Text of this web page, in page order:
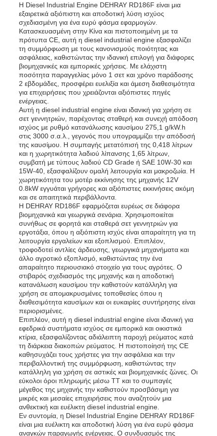
Η Diesel Industrial Engine DEHRAY RD186F είναι μια
εξαιρετικά αξιόπιστη και αποδοτική λύση ισχύος
σχεδιασμένη για ένα ευρύ φάσμα εφαρμογών.
Κατασκευασμένη στην Κίνα και πιστοποιημένη με τα
πρότυπα CE, αυτή η diesel industrial engine εξασφαλίζει
τη συμμόρφωση με τους κανονισμούς ποιότητας και
ασφάλειας, καθιστώντας την ιδανική επιλογή για διάφορες
βιομηχανικές και εμπορικές χρήσεις. Με ελάχιστη
ποσότητα παραγγελίας μόνο 1 σετ και χρόνο παράδοσης
2 εβδομάδες, προσφέρει ευελιξία και άμεση διαθεσιμότητα
για επιχειρήσεις που χρειάζονται αξιόπιστες πηγές
ενέργειας.
Αυτή η diesel industrial engine είναι ιδανική για χρήση σε
σετ γεννητριών, παρέχοντας σταθερή και συνεχή απόδοση
ισχύος με ρυθμό κατανάλωσης καυσίμου 275,1 g/kW.h
στις 3000 σ.α.λ., γεγονός που υπογραμμίζει την απόδοσή
της καυσίμου. Η συμπαγής μετατόπισή της 0,418 λίτρων
και η χωρητικότητα λαδιού λίπανσης 1,65 λίτρων,
συμβατή με τύπους λαδιού CD Grade ή SAE 10W-30 και
15W-40, εξασφαλίζουν ομαλή λειτουργία και μακροζωία. Η
χωρητικότητα του μοτέρ εκκίνησης της μηχανής 12V
0.8kW εγγυάται γρήγορες και αξιόπιστες εκκινήσεις ακόμη
και σε απαιτητικά περιβάλλοντα.
Η DEHRAY RD186F εφαρμόζεται ευρέως σε διάφορα
βιομηχανικά και γεωργικά σενάρια. Χρησιμοποιείται
συνήθως σε φορητά και σταθερά σετ γεννητριών για
εργοτάξια, όπου η αξιόπιστη ισχύς είναι απαραίτητη για τη
λειτουργία εργαλείων και εξοπλισμού. Επιπλέον,
τροφοδοτεί αντλίες άρδευσης, γεωργικά μηχανήματα και
άλλο αγροτικό εξοπλισμό, καθιστώντας την ένα
απαραίτητο περιουσιακό στοιχείο για τους αγρότες. Ο
στιβαρός σχεδιασμός της μηχανής και η αποδοτική
κατανάλωση καυσίμου την καθιστούν κατάλληλη για
χρήση σε απομακρυσμένες τοποθεσίες όπου η
διαθεσιμότητα καυσίμων και οι ευκαιρίες συντήρησης είναι
περιορισμένες.
Επιπλέον, αυτή η diesel industrial engine είναι ιδανική για
εφεδρικά συστήματα ισχύος σε εμπορικά και οικιστικά
κτίρια, εξασφαλίζοντας αδιάλειπτη παροχή ρεύματος κατά
τη διάρκεια διακοπών ρεύματος. Η πιστοποίησή της CE
καθησυχάζει τους χρήστες για την ασφάλεια και την
περιβαλλοντική της συμμόρφωση, καθιστώντας την
κατάλληλη για χρήση σε αστικές και βιομηχανικές ζώνες. Οι
εύκολοι όροι πληρωμής μέσω TT και το συμπαγές
μέγεθος της μηχανής την καθιστούν προσβάσιμη για
μικρές και μεσαίες επιχειρήσεις που αναζητούν μια
ανθεκτική και ευέλικτη diesel industrial engine.
Εν συντομία, η Diesel Industrial Engine DEHRAY RD186F
είναι μια ευέλικτη και αποδοτική λύση για ένα ευρύ φάσμα
αναγκών παραγωγής ενέργειας. Ο συνδυασμός της